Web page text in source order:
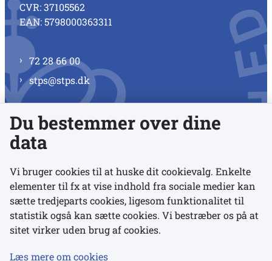
CVR: 37105562
EAN: 5798000363311
72 28 66 00
stps@stps.dk
Se alle kontaktnumre
Links
Udgivelser
Du bestemmer over dine
data
Vi bruger cookies til at huske dit cookievalg. Enkelte
elementer til fx at vise indhold fra sociale medier kan
sætte tredjeparts cookies, ligesom funktionalitet til
statistik også kan sætte cookies. Vi bestræber os på at
sitet virker uden brug af cookies.
Læs mere om cookies